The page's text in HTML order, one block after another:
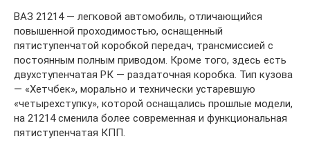
ВАЗ 21214 — легковой автомобиль, отличающийся
повышенной проходимостью, оснащенный
пятиступенчатой коробкой передач, трансмиссией с
постоянным полным приводом. Кроме того, здесь есть
двухступенчатая РК — раздаточная коробка. Тип кузова
— «Хетчбек», морально и технически устаревшую
«четырехступку», которой оснащались прошлые модели,
на 21214 сменила более современная и функциональная
пятиступенчатая КПП.